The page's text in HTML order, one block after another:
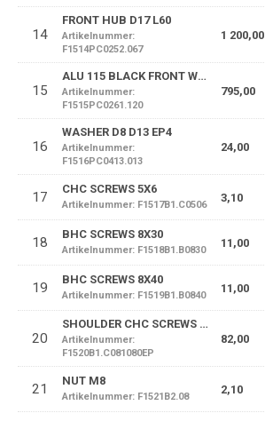
14
FRONT HUB D17 L60
Artikelnummer:
F1514PC0252.067
1 200,00
15
ALU 115 BLACK FRONT WHEEL RIM HUB
Artikelnummer:
F1515PC0261.120
795,00
16
WASHER D8 D13 EP4
Artikelnummer:
F1516PC0413.013
24,00
17 CHC SCREWS 5X6
Artikelnummer: F1517B1.C0506
3,10
18 BHC SCREWS 8X30
Artikelnummer: F1518B1.B0830
11,00
19 BHC SCREWS 8X40
Artikelnummer: F1519B1.B0840
11,00
20
SHOULDER CHC SCREWS 80MM
Artikelnummer:
F1520B1.C081080EP
82,00
21 NUT M8
Artikelnummer: F1521B2.08
2,10